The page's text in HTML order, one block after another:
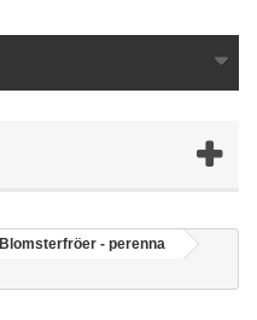
Blomsterfröer - perenna